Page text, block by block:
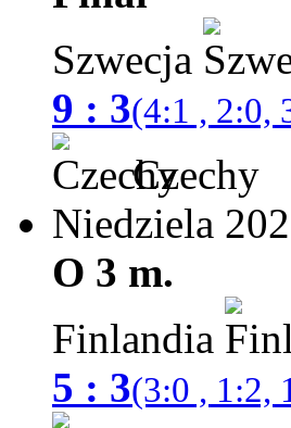
Szwecja
9 : 3(4:1 , 2:0,
Czechy
Niedziela
O 3 m.
Finlandia
5 : 3(3:0 , 1:2,